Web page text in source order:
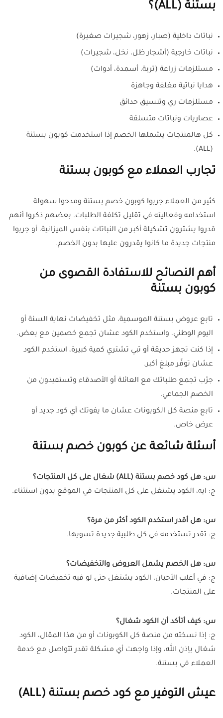
بستنة (ALL)؟
نباتات داخلية (صبار، زهور، شجيرات صغيرة)
نباتات خارجية (أشجار ظل، نخل، شجيرات)
مستلزمات زراعة (تربة، أسمدة، أدوات)
هدايا نباتية مغلفة وجاهزة
مستلزمات ري وتنسيق حدائق
عصاريات ونباتات متسلقة
كل هالمنتجات يشملها الخصم إذا استخدمت كوبون بستنة
(ALL).
تجارب العملاء مع كوبون بستنة
كثير من العملاء جربوا كوبون خصم بستنة ومدحوا سهولة
استخدامه وفعاليته في تقليل تكلفة الطلبات. بعضهم ذكروا أنهم
قدروا يشترون تشكيلة أكبر من النباتات بنفس الميزانية، أو جربوا
منتجات جديدة ما كانوا يقدرون عليها بدون الخصم.
أهم النصائح للاستفادة القصوى من
كوبون بستنة
تابع عروض بستنة الموسمية، مثل تخفيضات نهاية السنة أو
اليوم الوطني، واستخدم الكود عشان تجمع خصمين مع بعض.
إذا كنت تجهز حديقة أو تبي تشتري كمية كبيرة، استخدم الكود
عشان توفّر مبلغ أكبر.
جرّب تجمع طلباتك مع العائلة أو الأصدقاء وتستفيدون من
الخصم الجماعي.
تابع منصة كل الكوبونات عشان ما يفوتك أي كود جديد أو
عرض خاص.
أسئلة شائعة عن كوبون خصم بستنة
س: هل كود خصم بستنة (ALL) شغال على كل المنتجات؟
ج: ايه، الكود يشتغل على كل المنتجات في الموقع بدون استثناء.
س: هل أقدر استخدم الكود أكثر من مرة؟
ج: تقدر تستخدمه في كل طلبية جديدة تسويها.
س: هل الخصم يشمل العروض والتخفيضات؟
ج: في أغلب الأحيان، الكود يشتغل حتى لو فيه تخفيضات إضافية
على المنتجات.
س: كيف أتأكد أن الكود شغال؟
ج: إذا نسخته من منصة كل الكوبونات أو من هذا المقال، الكود
شغال بإذن الله، وإذا واجهت أي مشكلة تقدر تتواصل مع خدمة
العملاء في بستنة.
عيش التوفير مع كود خصم بستنة (ALL)